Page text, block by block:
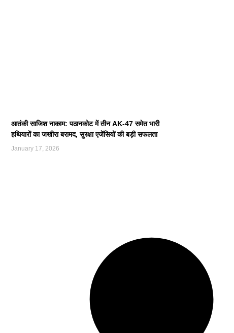
आतंकी साजिश नाकाम: पठानकोट में तीन AK-47 समेत भारी
हथियारों का जखीरा बरामद, सुरक्षा एजेंसियों की बड़ी सफलता
January 17, 2026